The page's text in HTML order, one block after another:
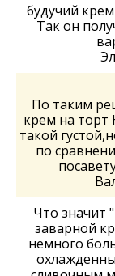
будучий
Так он
По таким
крем на торт
такой
по
Что значит
заварной
немного